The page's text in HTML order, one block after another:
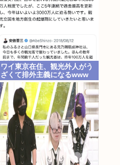
ワイ東京在住、観光外人がう
ざくて排外主義になるwww